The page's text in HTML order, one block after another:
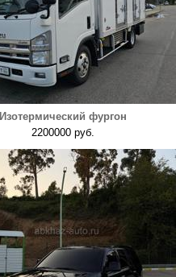
Изотермический фургон
2200000 руб.